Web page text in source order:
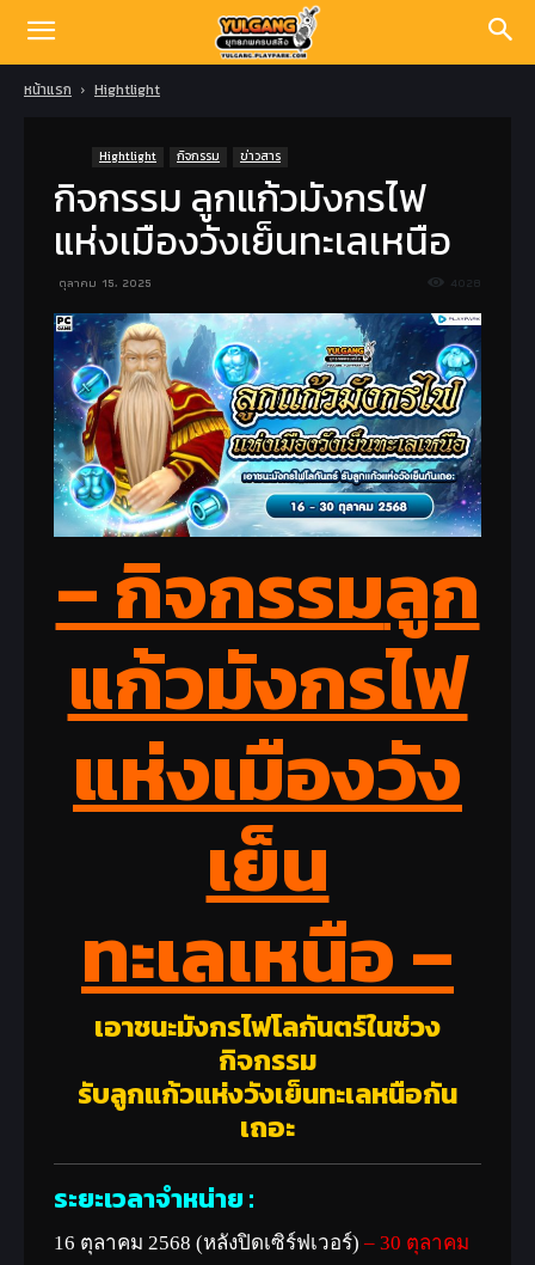
หน้าแรก Hightlight
Hightlight กิจกรรม ข่าวสาร
กิจกรรม ลูกแก้วมังกรไฟ
แห่งเมืองวังเย็นทะเลเหนือ
ตุลาคม 15, 2025 4028
– กิจกรรมลูก
แก้วมังกรไฟ
แห่งเมืองวัง
เย็น
ทะเลเหนือ–
เอาชนะมังกรไฟโลกันตร์ในช่วง
กิจกรรม
รับลูกแก้วแห่งวังเย็นทะเลหนือกัน
เถอะ
ระยะเวลาจำหน่าย :
16 ตุลาคม 2568 (หลังปิดเซิร์ฟเวอร์) – 30 ตุลาคม